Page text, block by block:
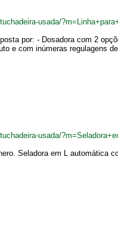
usada/
por: - Dosadora com 2
e com inúmeras regulagens
usada/
Seladora em L automática